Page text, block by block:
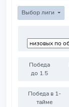
Выбор лиги
Победа
до 1.5
Победа в 1-
тайме